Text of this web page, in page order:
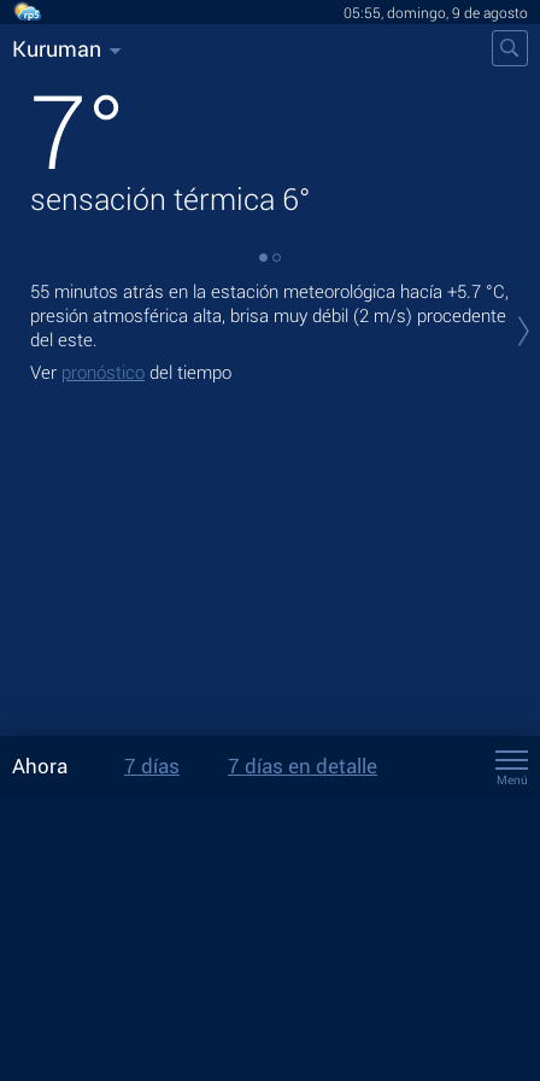
05:55, domingo, 9 de agosto
Kuruman
7°
sensación térmica 6°
55 minutos atrás en la estación meteorológica hacía +5.7 °C,
presión atmosférica alta, brisa muy débil (2 m/s) procedente
del este.
Ver pronóstico del tiempo
Ahora 7 días 7 días en detalle
Menú